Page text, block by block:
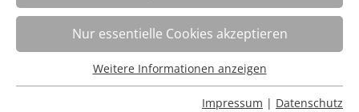
Achtsame Berührung – neueste Forschungen
261402
Nur essentielle Cookies akzeptieren
Essentielle Cookies werden für grundlegende Funktionen
Weitere Informationen anzeigen
Impressum | Datenschutz